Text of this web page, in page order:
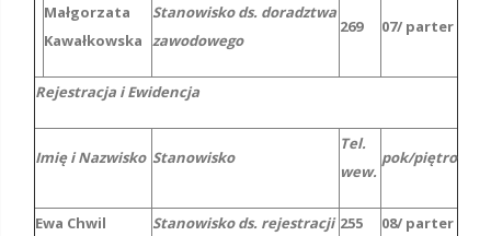
Małgorzata
Kawałkowska
Stanowisko ds. doradztwa
zawodowego
269 07/ parter
Rejestracja i Ewidencja
Imię i Nazwisko Stanowisko
Tel.
wew.
pok/piętro
Ewa Chwil Stanowisko ds. rejestracji 255 08/ parter